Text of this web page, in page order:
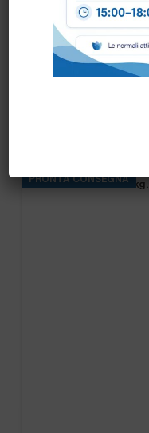
PRONTA CONSEGNA
BASE RINS S2 ta.5 kg.